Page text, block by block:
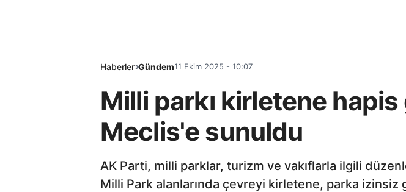
Haberler Gündem11 Ekim 2025 - 10:07
Milli parkı kirletene
Meclis'e sunuldu
AK Parti, milli parklar, turizm ve vakıflarla ilgili
Milli Park alanlarında çevreyi kirletene, parka izinsiz